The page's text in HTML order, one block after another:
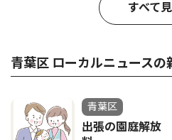
すべて
青葉区 ローカルニュースの
青葉区
出張の園庭解放